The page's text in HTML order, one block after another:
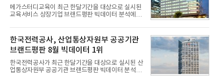
메가스터디교육이 최근 한달기간을 대상으로 실시된
교육서비스 상장기업 브랜드평판 빅데이터 분석에서
일 한국기업평판연구소(소장 구창환)는 국내 교육서
비스 상장기업 브랜드를 대상으로 지난 7월 7일부터
8월 7일까지 수집된 소비자 빅데이터 10,074,233건
을 분석한 결과, 메가스터디교육이 브랜드평판지수
1,710,926을 기록하며 8월 1위에 올랐다고 밝혔다.
분석에 활용된 빅데이터는 지난 7월(9,491,206건) 대
비 6.14% 증가한 수치로, 교육서비스 상장기업 브랜
한국전력공사, 산업통상자원부 공공기관
브랜드평판 8월 빅데이터 1위
한국전력공사가 최근 한달기간을 대상으로 실시된 산
업통상자원부 공공기관 브랜드평판 빅데이터 분석에